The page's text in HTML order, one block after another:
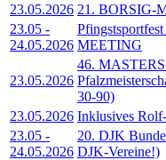
23.05.2026 21. BORSIG-
23.05 -
24.05.2026 MEETING
23.05.2026
46.
30-90)
23.05.2026 Inklusives
23.05 -
24.05.2026
20. DJK
DJK-Vereine!)